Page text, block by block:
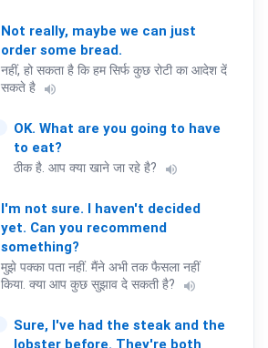
Not really, maybe we can just
order some bread.
नहीं, हो सकता है कि हम सिर्फ कुछ रोटी का आदेश दें
सकते है
volume_up
OK. What are you going to have
to eat?
ठीक है. आप क्या खाने जा रहे है? volume_up
I'm not sure. I haven't decided
yet. Can you recommend
something?
मुझे पक्का पता नहीं. मैंने अभी तक फैसला नहीं
किया. क्या आप कुछ सुझाव दे सकती है?
volume_up
Sure, I've had the steak and the
lobster before. They're both